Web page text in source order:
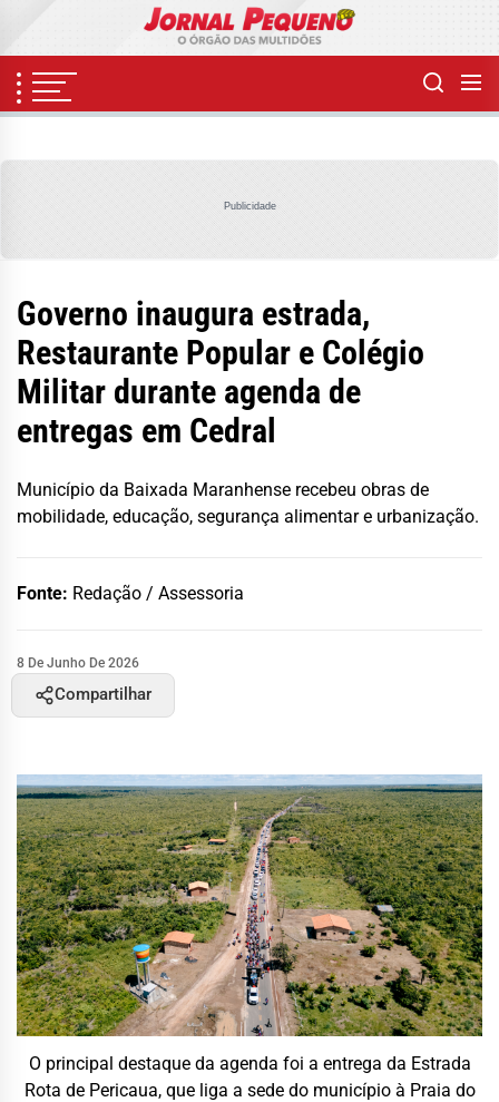
content
Publicidade
Governo inaugura estrada,
Restaurante Popular e Colégio
Militar durante agenda de
entregas em Cedral
Município da Baixada Maranhense recebeu obras de
mobilidade, educação, segurança alimentar e urbanização.
Fonte: Redação / Assessoria
8 De Junho De 2026
Compartilhar
O principal destaque da agenda foi a entrega da Estrada
Rota de Pericaua, que liga a sede do município à Praia do